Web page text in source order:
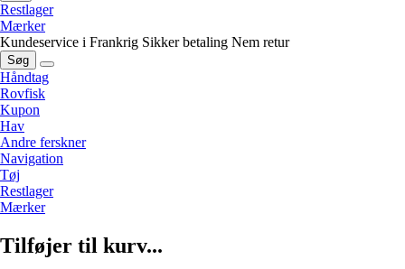
Restlager
Mærker
Kundeservice i Frankrig Sikker betaling Nem retur
Søg
Håndtag
Rovfisk
Kupon
Hav
Andre ferskner
Navigation
Tøj
Restlager
Mærker
Tilføjer til kurv...